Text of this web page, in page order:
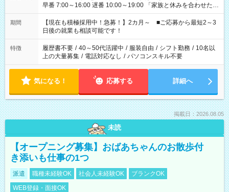
早番 7:00～16:00 遅番 10:00～19:00 「家族と休みを合わせた
い」 「余裕を持って夕飯の準備がしたい」 「できれば残業はし
たくない」 など、ご希望を教えてくださいね。 ※Wワーク希望
の方へ 今ご覧のお仕事で希望する勤務時間と、もう1つのお仕事
の勤務時間。 合計で週40時間を超える場合は応募できません。
期間
【現在も積極採用中！急募！】2カ月～ ■ご応募から最短2～3
日後の就業も相談可能です！
特徴 履歴書不要 / 40～50代活躍中 / 服装自由 / シフト勤務 / 10名以
上の大量募集 / 電話対応なし / パソコンスキル不要
気になる！ 応募する 詳細へ
掲載日：2026.08.05
未読
【オープニング募集】おばあちゃんのお散歩付
き添いも仕事の1つ
派遣 職種未経験OK 社会人未経験OK
ブランクOK
WEB登録・面接OK